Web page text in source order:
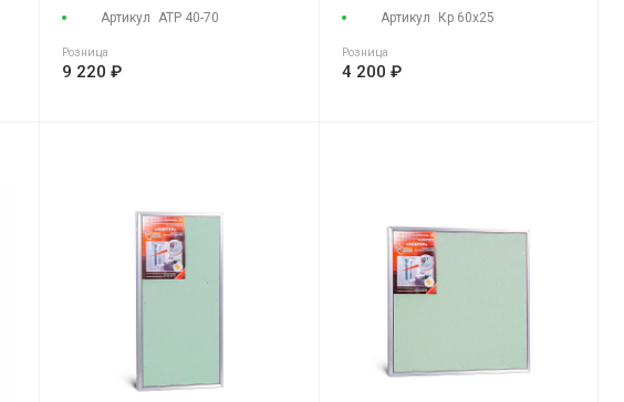
Артикул АТР 40-70
Розница
9 220 ₽
Артикул Кр 60х25
Розница
4 200 ₽